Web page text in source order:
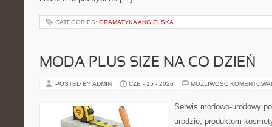
CATEGORIES: GRAMATYKA ANGIELSKA
MODA PLUS SIZE NA CO DZIEŃ
POSTED BY ADMIN CZE - 15 - 2026 MOŻLIWOŚĆ
Serwis modowo-urodowy
urodzie, produktom